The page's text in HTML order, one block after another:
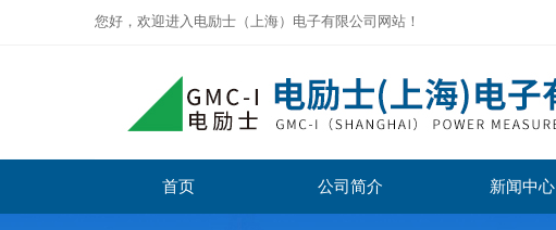
您好，欢迎进入电励士（上海）电子有限公司网站！
首页 公司简介 新闻中心